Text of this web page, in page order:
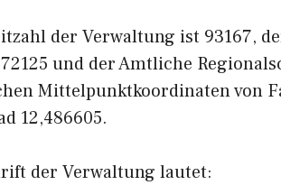
der Verwaltung ist 93167,
und der Amtliche
Mittelpunktkoordinaten von
12,486605.
der Verwaltung lautet: